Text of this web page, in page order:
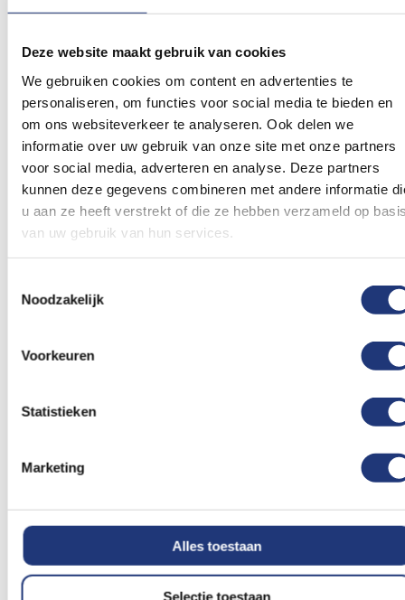
Deze website maakt gebruik van cookies
We gebruiken cookies om content en advertenties te
personaliseren, om functies voor social media te bieden en
om ons websiteverkeer te analyseren. Ook delen we
informatie over uw gebruik van onze site met onze partners
voor social media, adverteren en analyse. Deze partners
kunnen deze gegevens combineren met andere informatie
u aan ze heeft verstrekt of die ze hebben verzameld op
van uw gebruik van hun services.
Noodzakelijk
Voorkeuren
Statistieken
Marketing
Alles toestaan
Selectie toestaan
Excl. BTW
dag verzonden
In winkelmand
Best Value
Excl. BTW
dag verzonden
In winkelmand
Voeg
toe
aan
verlanglijst
30x45cm
9,05
Excl. BTW
Voeg
toe
aan
Vlag Barbados 30x45cm
Vergelijkbare producten
toe
aan
toe